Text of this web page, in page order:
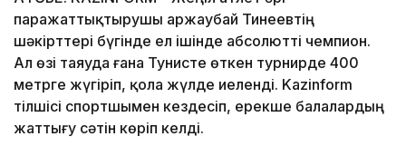
паражаттықтырушы Қаржаубай Тинеевтің
шәкірттері бүгінде ел ішінде абсолютті чемпион.
Ал өзі таяуда ғана Тунисте өткен турнирде 400
метрге жүгіріп, қола жүлде иеленді. Kazinform
тілшісі спортшымен кездесіп, ерекше балалардың
жаттығу сәтін көріп келді.